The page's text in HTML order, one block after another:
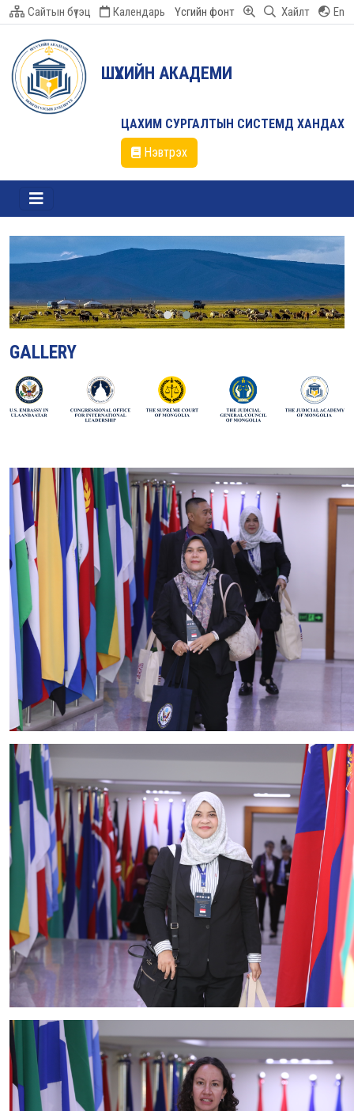
Сайтын бүтэц Календарь Үсгийн фонт Хайлт En
ШҮҮХИЙН АКАДЕМИ
ЦАХИМ СУРГАЛТЫН СИСТЕМД ХАНДАХ
Нэвтрэх
GALLERY